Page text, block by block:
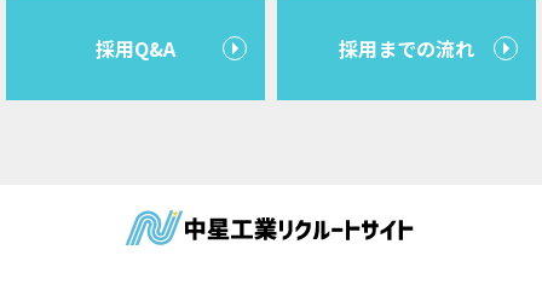
採用Q&A 採用までの流れ